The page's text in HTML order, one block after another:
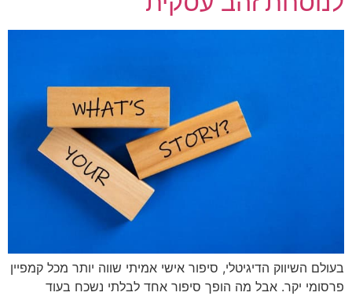
בעולם השיווק הדיגיטלי, סיפור אישי אמיתי שווה יותר מכל קמפיין
פרסומי יקר. אבל מה הופך סיפור אחד לבלתי נשכח בעוד